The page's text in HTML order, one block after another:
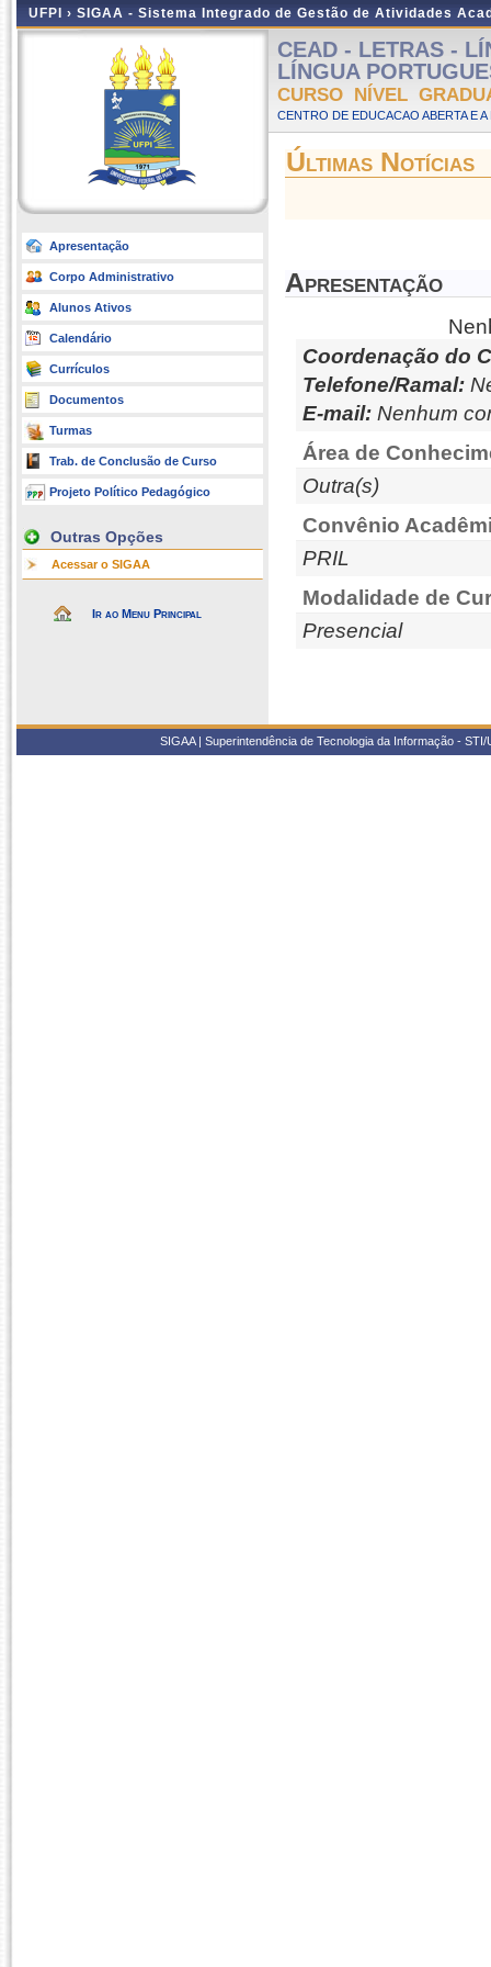
UFPI › SIGAA - Sistema Integrado de Gestão de Atividades
Apresentação
Corpo Administrativo
Alunos Ativos
Calendário
Currículos
Documentos
Turmas
Trab. de Conclusão de Curso
Projeto Político Pedagógico
Outras Opções
Acessar o SIGAA
Ir ao Menu Principal
CEAD - LETRAS -
LÍNGUA
CURSO NÍVEL
CENTRO DE EDUCACAO ABERTA E
Últimas Notícias
Apresentação
Coordenação do
Telefone/Ramal:
E-mail: Nenhum
Área de
Outra(s)
Convênio
PRIL
Modalidade de
Presencial
SIGAA | Superintendência de Tecnologia da Informação -